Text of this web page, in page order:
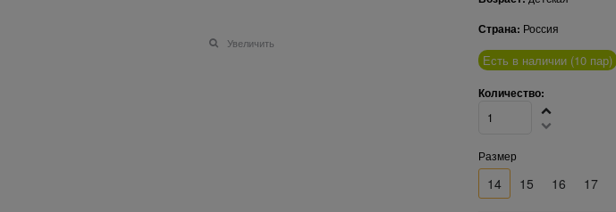
Увеличить
Страна: Россия
Есть в наличии (10пар)
Количество:
Размер
14 15 16 17